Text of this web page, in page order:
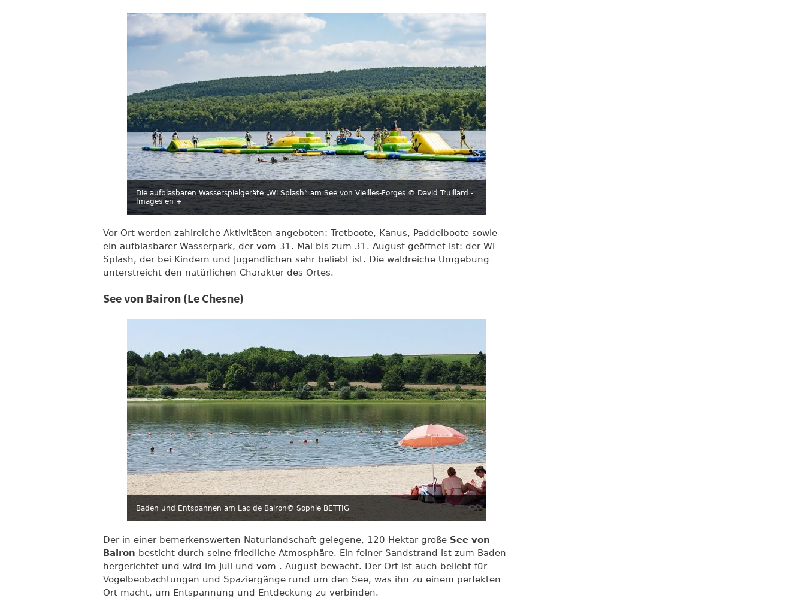
Die aufblasbaren Wasserspielgeräte „Wi Splash“ am See von Vieilles-Forges © David Truillard -
Images en +
Vor Ort werden zahlreiche Aktivitäten angeboten: Tretboote, Kanus, Paddelboote sowie
ein aufblasbarer Wasserpark, der vom 31. Mai bis zum 31. August geöffnet ist: der Wi
Splash, der bei Kindern und Jugendlichen sehr beliebt ist. Die waldreiche Umgebung
unterstreicht den natürlichen Charakter des Ortes.
See von Bairon (Le Chesne)
Baden und Entspannen am Lac de Bairon© Sophie BETTIG
Der in einer bemerkenswerten Naturlandschaft gelegene, 120 Hektar große See von
Bairon besticht durch seine friedliche Atmosphäre. Ein feiner Sandstrand ist zum Baden
hergerichtet und wird im Juli und vom . August bewacht. Der Ort ist auch beliebt für
Vogelbeobachtungen und Spaziergänge rund um den See, was ihn zu einem perfekten
Ort macht, um Entspannung und Entdeckung zu verbinden.